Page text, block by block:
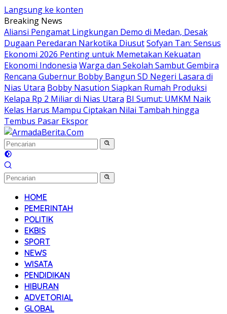
Langsung ke konten
Breaking News
Aliansi Pengamat Lingkungan Demo di Medan, Desak
Dugaan Peredaran Narkotika DiusutSofyan Tan: Sensus
Ekonomi 2026 Penting untuk Memetakan Kekuatan
Ekonomi Indonesia Warga dan Sekolah Sambut Gembira
Rencana Gubernur Bobby Bangun SD Negeri Lasara di
Nias Utara Bobby Nasution Siapkan Rumah Produksi
Kelapa Rp 2 Miliar di Nias Utara BI Sumut: UMKM Naik
Kelas Harus Mampu Ciptakan Nilai Tambah hingga
Tembus Pasar Ekspor
HOME
PEMERINTAH
POLITIK
EKBIS
SPORT
NEWS
WISATA
PENDIDIKAN
HIBURAN
ADVETORIAL
GLOBAL